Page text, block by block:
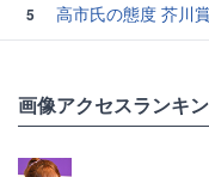
5
高市氏の態度 芥川
画像アクセスランキ